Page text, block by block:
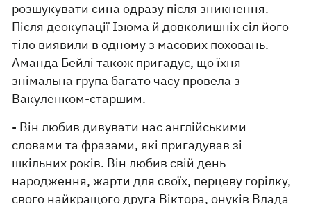
розшукувати сина одразу після зникнення.
Після деокупації Ізюма й довколишніх сіл його
тіло виявили в одному з масових поховань.
Аманда Бейлі також пригадує, що їхня
знімальна група багато часу провела з
Вакуленком-старшим.
- Він любив дивувати нас англійськими
словами та фразами, які пригадував зі
шкільних років. Він любив свій день
народження, жарти для своїх, перцеву горілку,
свого найкращого друга Віктора, онуків Влада